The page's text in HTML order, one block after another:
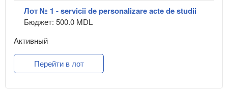
Лот № 1 - servicii de personalizare acte de studii
Бюджет: 500.0 MDL
Активный
Перейти в лот